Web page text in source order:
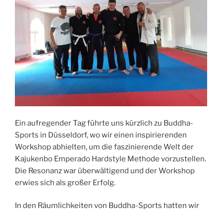
Ein aufregender Tag führte uns kürzlich zu Buddha-
Sports in Düsseldorf, wo wir einen inspirierenden
Workshop abhielten, um die faszinierende Welt der
Kajukenbo Emperado Hardstyle Methode vorzustellen.
Die Resonanz war überwältigend und der Workshop
erwies sich als großer Erfolg.
In den Räumlichkeiten von Buddha-Sports hatten wir